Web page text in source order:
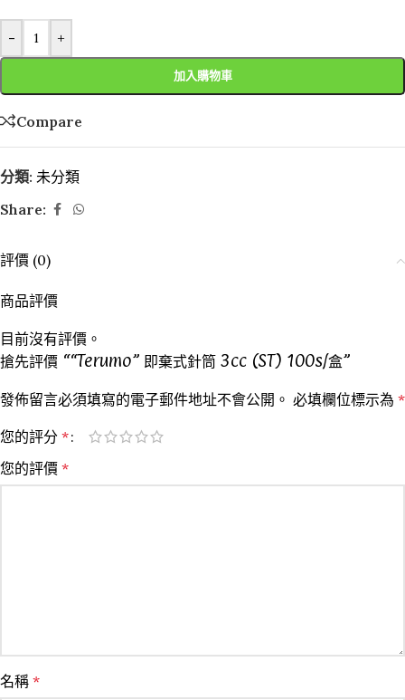
- +
加入購物車
Compare
分類: 未分類
Share:
評價 (0)
商品評價
目前沒有評價。
搶先評價 ““Terumo” 即棄式針筒 3cc (ST) 100s/盒”
發佈留言必須填寫的電子郵件地址不會公開。 必填欄位標示為 *
您的評分 *
您的評價 *
名稱 *